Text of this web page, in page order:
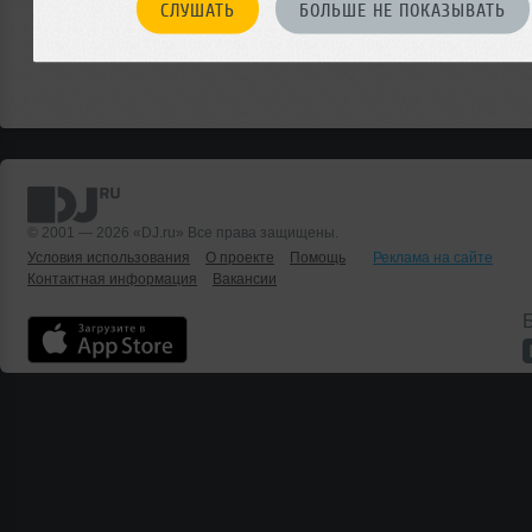
СЛУШАТЬ БОЛЬШЕ НЕ ПОКАЗЫВАТЬ
© 2001 — 2026 «DJ.ru» Все права защищены.
Условия использования
О проекте Помощь
Реклама на сайте
Контактная информация
Вакансии